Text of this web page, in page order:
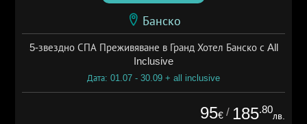
Банско
5-звездно СПА Преживяване в Гранд Хотел Банско с All
Inclusive
Дата: 01.07 - 30.09 + all inclusive
95€ / 185.80
лв.